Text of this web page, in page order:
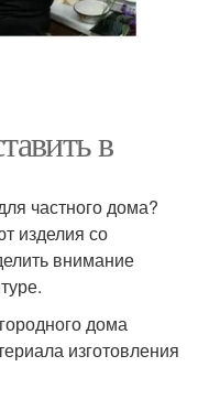
в
частного дома?
изделия со
внимание
дома
изготовления